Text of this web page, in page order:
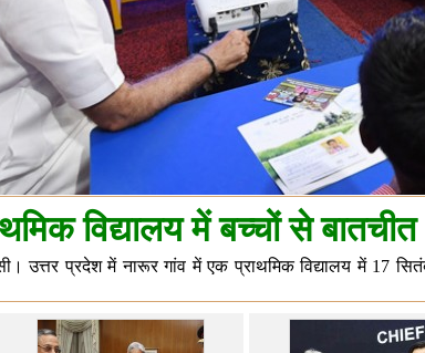
विद्यालय में बच्चों से बातचीत
उत्तर प्रदेश में नारूर गांव में एक प्राथमिक विद्यालय में 17